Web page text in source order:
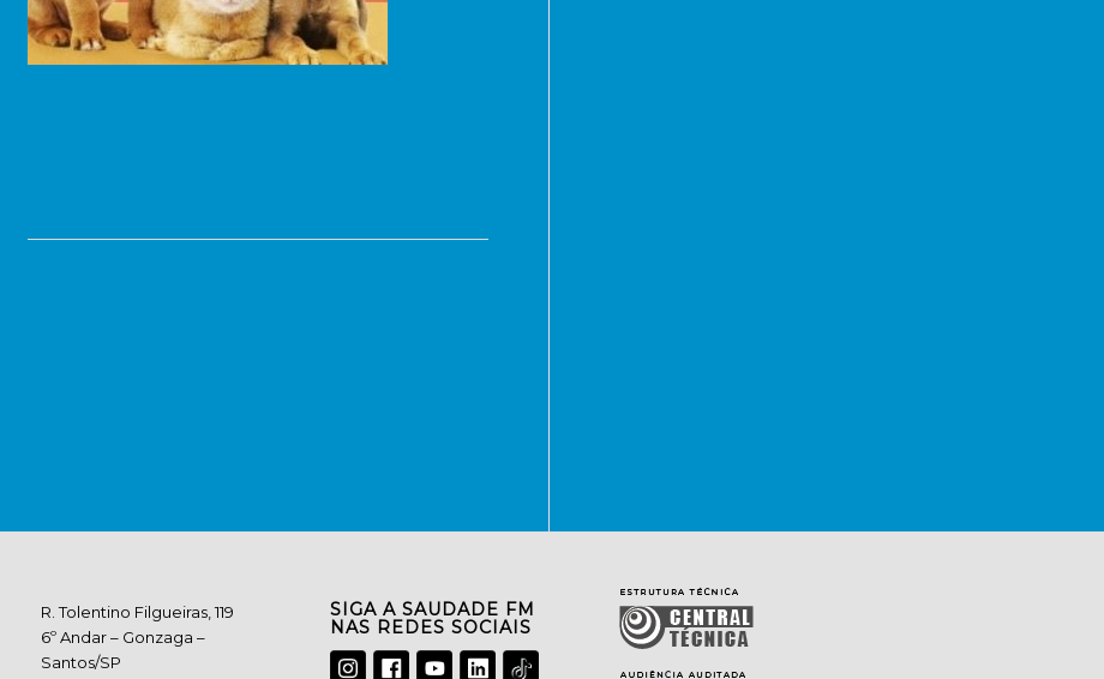
R. Tolentino Filgueiras, 119
6º Andar – Gonzaga –
Santos/SP
SIGA A SAUDADE FM
NAS REDES SOCIAIS